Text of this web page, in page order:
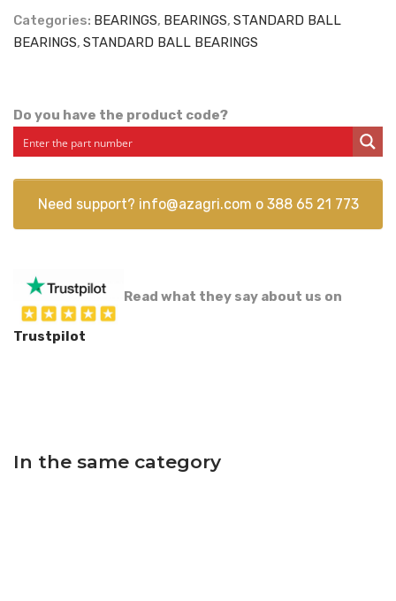
Categories: BEARINGS, BEARINGS, STANDARD BALL
BEARINGS, STANDARD BALL BEARINGS
Do you have the product code?
Need support? info@azagri.com o 388 65 21 773
Read what they say about us on
Trustpilot
In the same category